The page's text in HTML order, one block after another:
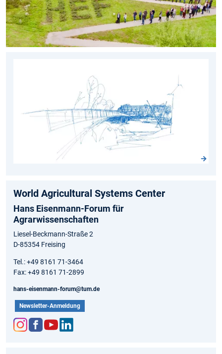
World Agricultural Systems Center
Hans Eisenmann-Forum für
Agrarwissenschaften
Liesel-Beckmann-Straße 2
D-85354 Freising
Tel.: +49 8161 71-3464
Fax: +49 8161 71-2899
hans-eisenmann-forum@tum.de
Newsletter-Anmeldung